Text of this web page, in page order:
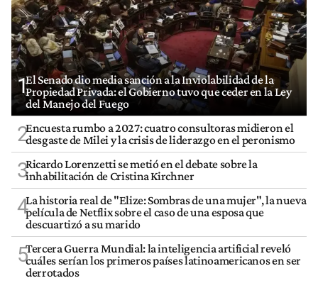
1El Senado dio media sanción a la Inviolabilidad de la
Propiedad Privada: el Gobierno tuvo que ceder en la Ley
del Manejo del Fuego
2Encuesta rumbo a 2027: cuatro consultoras midieron el
desgaste de Milei y la crisis de liderazgo en el peronismo
3Ricardo Lorenzetti se metió en el debate sobre la
inhabilitación de Cristina Kirchner
4La historia real de "Elize: Sombras de una mujer", la nueva
película de Netflix sobre el caso de una esposa que
descuartizó a su marido
5Tercera Guerra Mundial: la inteligencia artificial reveló
cuáles serían los primeros países latinoamericanos en ser
derrotados